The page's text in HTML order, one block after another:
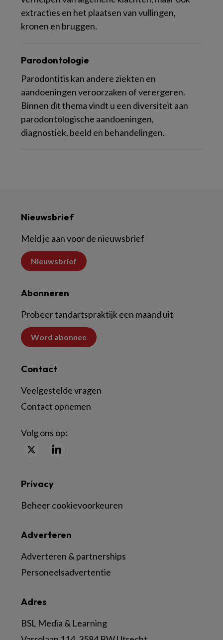
extracties en het plaatsen van vullingen,
kronen en bruggen.
Parodontologie
Parodontitis kan andere ziekten en
aandoeningen veroorzaken of verergeren.
Binnen dit thema vindt u een diversiteit aan
parodontologische aandoeningen,
diagnostiek, beeld en behandelingen.
Nieuwsbrief
Meld je aan voor de nieuwsbrief
Nieuwsbrief
Abonneren
Probeer tandartspraktijk een maand uit
Word abonnee
Contact
Veelgestelde vragen
Contact opnemen
Volg ons op:
Adres
BSL Media & Learning
Adverteren
Adverteren & partnerships
Personeelsadvertentie
Privacy
Beheer cookievoorkeuren